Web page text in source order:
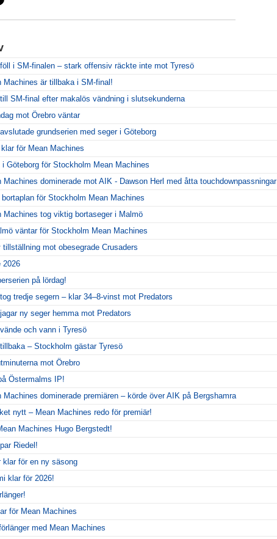
i SM-finalen – stark offensiv räckte inte mot Tyresö
Machines är tillbaka i SM-final!
SM-final efter makalös vändning i slutsekunderna
mot Örebro väntar
grundserien med seger i Göteborg
för Mean Machines
Göteborg för Stockholm Mean Machines
dominerade mot AIK - Dawson Herl med åtta touchdownpassningar
bortaplan för Stockholm Mean Machines
Machines tog viktig bortaseger i Malmö
väntar för Stockholm Mean Machines
mot obesegrade Crusaders
2026
på lördag!
tredje segern – klar 34–8-vinst mot Predators
ny seger hemma mot Predators
och vann i Tyresö
– Stockholm gästar Tyresö
mot Örebro
Östermalms IP!
dominerade premiären – körde över AIK på Bergshamra
nytt – Mean Machines redo för premiär!
Machines Hugo Bergstedt!
Riedel!
klar för en ny säsong
klar för 2026!
för Mean Machines
med Mean Machines